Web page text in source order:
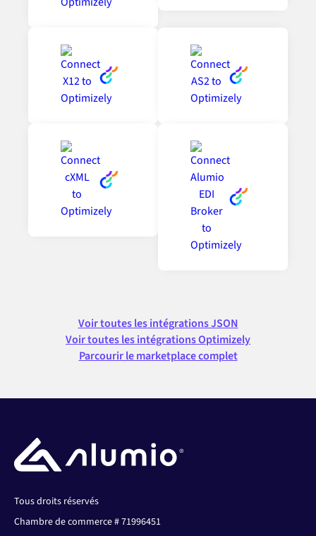
Voir toutes les intégrations JSON
Voir toutes les intégrations Optimizely
Parcourir le marketplace complet
Tous droits réservés
Chambre de commerce # 71996451